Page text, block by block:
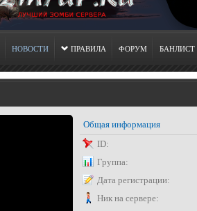
НОВОСТИ ПРАВИЛА ФОРУМ БАНЛИСТ
Общая информация
ID:
Группа:
Дата регистрации:
Ник на сервере: